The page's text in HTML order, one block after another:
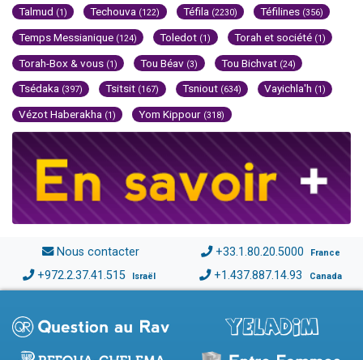
Talmud (1) Techouva (122) Téfila (2230) Téfilines (356)
Temps Messianique (124) Toledot (1) Torah et société (1)
Torah-Box & vous (1) Tou Béav (3) Tou Bichvat (24)
Tsédaka (397) Tsitsit (167) Tsniout (634) Vayichla'h (1)
Vézot Haberakha (1) Yom Kippour (318)
Nous contacter +33.1.80.20.5000 France
+972.2.37.41.515 Israël +1.437.887.14.93 Canada